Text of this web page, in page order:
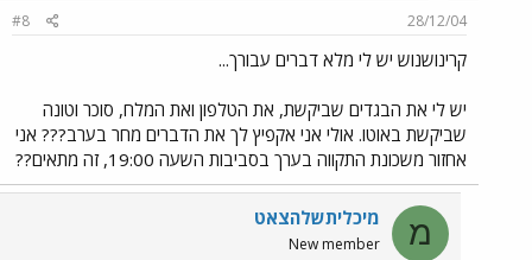
28/12/04
#8
קרינושנוש יש לי מלא דברים עבורך...
יש לי את הבגדים שביקשת, את הטלפון ואת המלח, סוכר וטונה
שביקשת באוטו. אולי אני אקפיץ לך את הדברים מחר בערב??? אני
אחזור משכונת התקווה בערך בסביבות השעה 19:00, זה מתאים??
מ מיכליתשלהצאט
New member